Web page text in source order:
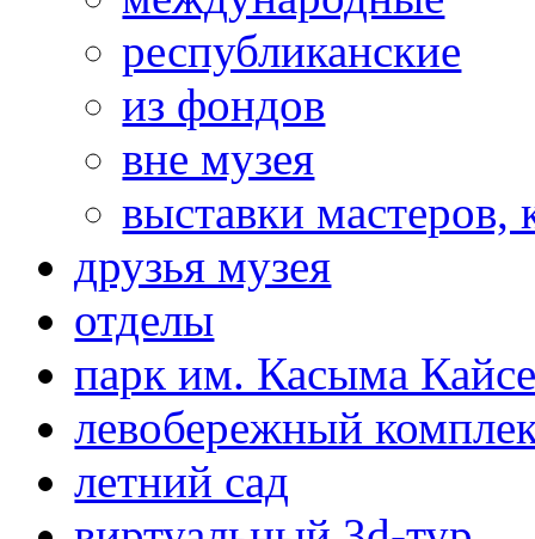
республиканские
из фондов
вне музея
выставки мастеров,
друзья музея
отделы
парк им. Касыма
левобережный
летний сад